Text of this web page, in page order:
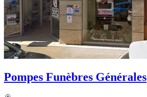
Pompes Funèbres Générales